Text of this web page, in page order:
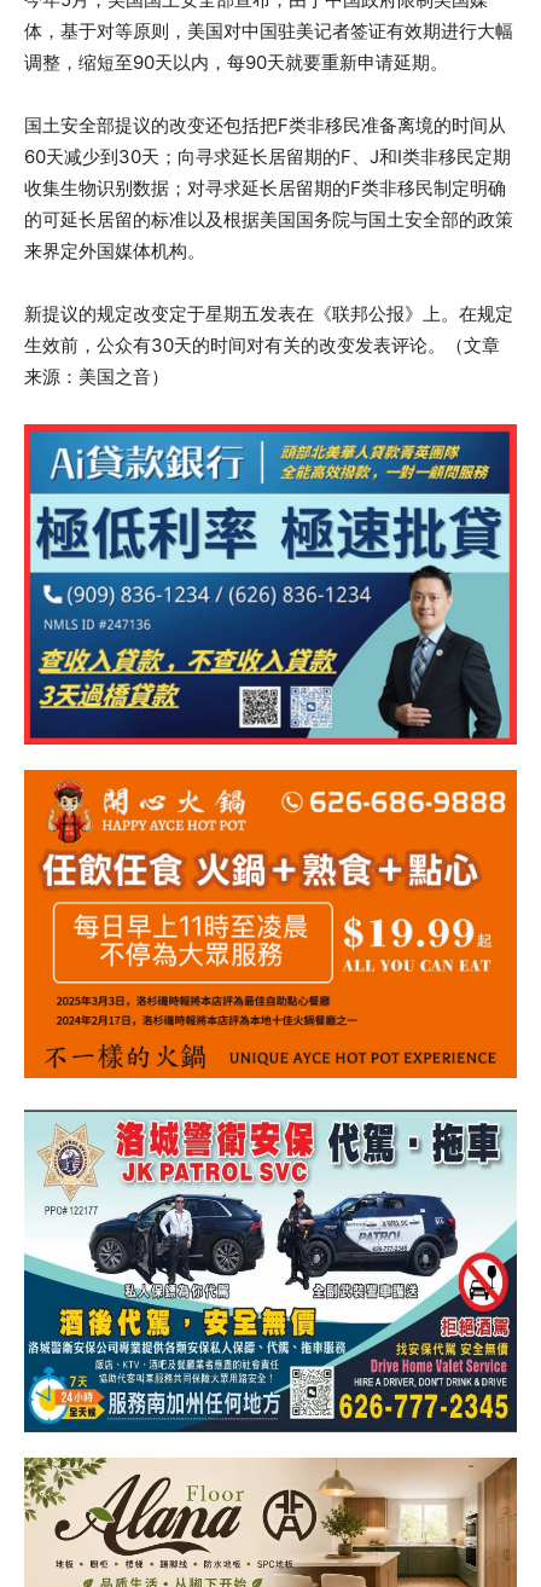
体，基于对等原则，美国对中国驻美记者签证有效期进行大幅
调整，缩短至90天以内，每90天就要重新申请延期。
国土安全部提议的改变还包括把F类非移民准备离境的时间从
60天减少到30天；向寻求延长居留期的F、J和I类非移民定期
收集生物识别数据；对寻求延长居留期的F类非移民制定明确
的可延长居留的标准以及根据美国国务院与国土安全部的政策
来界定外国媒体机构。
新提议的规定改变定于星期五发表在《联邦公报》上。在规定
生效前，公众有30天的时间对有关的改变发表评论。（文章
来源：美国之音）